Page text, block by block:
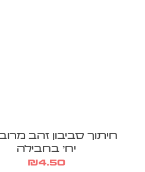
יח' בחבילה
₪4.50